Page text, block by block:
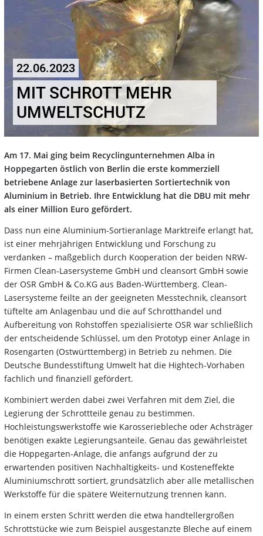
22.06.2023
MIT SCHROTT MEHR
UMWELTSCHUTZ
Am 17. Mai ging beim Recyclingunternehmen Alba in
Hoppegarten östlich von Berlin die erste kommerziell
betriebene Anlage zur laserbasierten Sortiertechnik von
Aluminium in Betrieb. Ihre Entwicklung hat die DBU mit mehr
als einer Million Euro gefördert.
Dass nun eine Aluminium-Sortieranlage Marktreife erlangt hat,
ist einer mehrjährigen Entwicklung und Forschung zu
verdanken – maßgeblich durch Kooperation der beiden NRW-
Firmen Clean-Lasersysteme GmbH und cleansort GmbH sowie
der OSR GmbH & Co.KG aus Baden-Württemberg. Clean-
Lasersysteme feilte an der geeigneten Messtechnik, cleansort
tüftelte am Anlagenbau und die auf Schrotthandel und
Aufbereitung von Rohstoffen spezialisierte OSR war schließlich
der entscheidende Schlüssel, um den Prototyp einer Anlage in
Rosengarten (Ostwürttemberg) in Betrieb zu nehmen. Die
Deutsche Bundesstiftung Umwelt hat die Hightech-Vorhaben
fachlich und finanziell gefördert.
Kombiniert werden dabei zwei Verfahren mit dem Ziel, die
Legierung der Schrottteile genau zu bestimmen.
Hochleistungswerkstoffe wie Karosseriebleche oder Achsträger
benötigen exakte Legierungsanteile. Genau das gewährleistet
die Hoppegarten-Anlage, die anfangs aufgrund der zu
erwartenden positiven Nachhaltigkeits- und Kosteneffekte
Aluminiumschrott sortiert, grundsätzlich aber alle metallischen
Werkstoffe für die spätere Weiternutzung trennen kann.
In einem ersten Schritt werden die etwa handtellergroßen
Schrottstücke wie zum Beispiel ausgestanzte Bleche auf einem